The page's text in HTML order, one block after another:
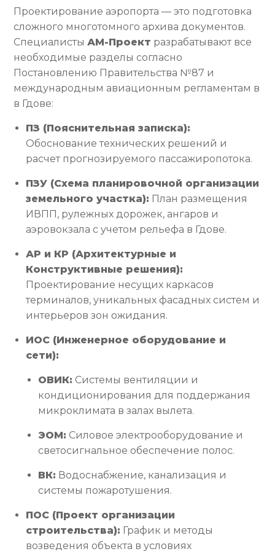
Проектирование аэропорта — это подготовка
сложного многотомного архива документов.
СпециалистыАМ-Проект разрабатывают все
необходимые разделы согласно
Постановлению Правительства №87 и
международным авиационным регламентам в
в Гдове:
ПЗ (Пояснительная записка):
Обоснование технических решений и
расчет прогнозируемого пассажиропотока.
ПЗУ (Схема планировочной организации
земельного участка): План размещения
ИВПП, рулежных дорожек, ангаров и
аэровокзала с учетом рельефа в Гдове.
АР и КР (Архитектурные и
Конструктивные решения):
Проектирование несущих каркасов
терминалов, уникальных фасадных систем и
интерьеров зон ожидания.
ИОС (Инженерное оборудование и
сети):
ОВИК: Системы вентиляции и
кондиционирования для поддержания
микроклимата в залах вылета.
ЭОМ: Силовое электрооборудование и
светосигнальное обеспечение полос.
ВК: Водоснабжение, канализация и
системы пожаротушения.
ПОС (Проект организации
строительства): График и методы
возведения объекта в условиях